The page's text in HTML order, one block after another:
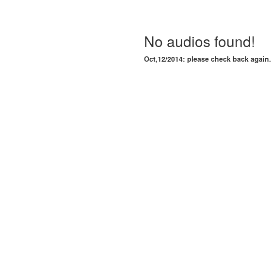
No audios found!
Oct,12/2014: please check back again.